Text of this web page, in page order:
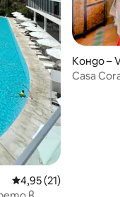
Средна оценка: 4,95
4,95 (21)
Кондо –
Casa